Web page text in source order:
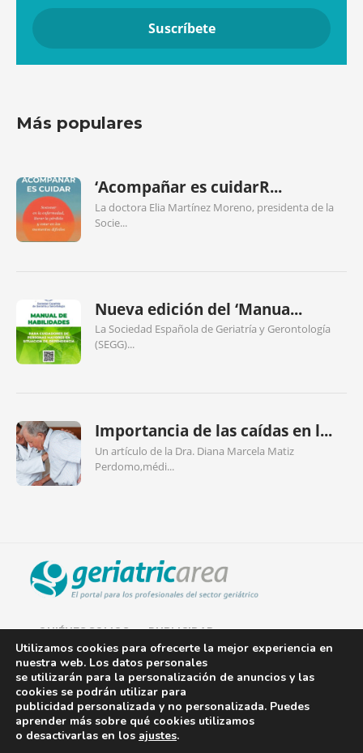
Más populares
‘Acompañar es cuidarR...
La doctora Elia Martínez Moreno, presidenta de la
Socie...
Nueva edición del ‘Manua...
La Sociedad Española de Geriatría y Gerontología
(SEGG)...
Importancia de las caídas en l...
Un artículo de la Dra. Diana Marcela Matiz
Perdomo,médi...
QUIÉNES SOMOS PUBLICIDAD
AVISO LEGAL
POLÍTICA DE COOKIES
POLÍTICA DE PRIVACIDAD
Utilizamos cookies para ofrecerte la mejor experiencia en
nuestra web. Los datos personales
se utilizarán para la personalización de anuncios y las
cookies se podrán utilizar para
publicidad personalizada y no personalizada. Puedes
aprender más sobre qué cookies utilizamos
o desactivarlas en los ajustes.